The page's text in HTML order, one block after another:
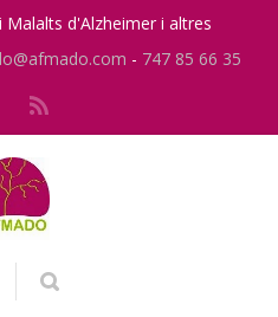
d'Alzheimer i altres
- 747 85 66 35